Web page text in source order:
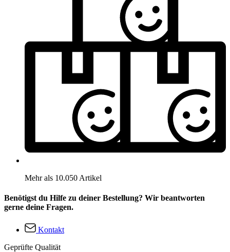
Mehr als 10.050 Artikel
Benötigst du Hilfe zu deiner Bestellung? Wir beantworten
gerne deine Fragen.
Kontakt
Geprüfte Qualität